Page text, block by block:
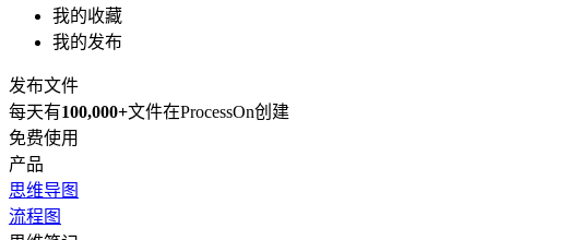
我的收藏
我的发布
发布文件
每天有100,000+文件在ProcessOn创建
免费使用
产品
思维导图
流程图